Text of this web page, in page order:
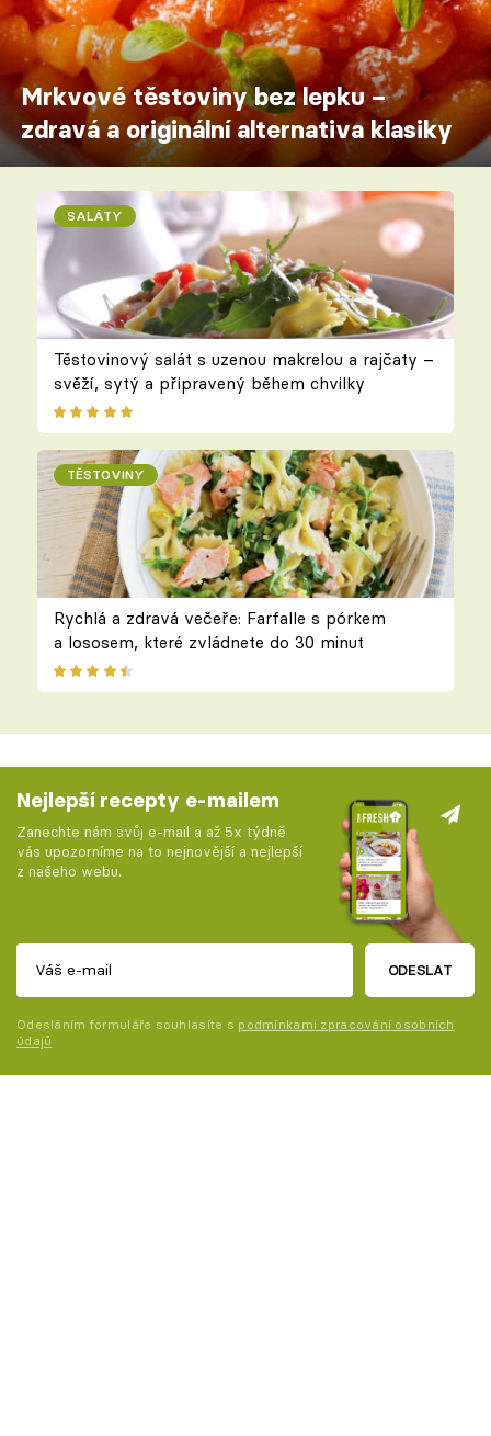
Mrkvové těstoviny bez lepku –
zdravá a originální alternativa klasiky
SALÁTY
Těstovinový salát s uzenou makrelou a rajčaty –
svěží, sytý a připravený během chvilky
TĚSTOVINY
Rychlá a zdravá večeře: Farfalle s pórkem
a lososem, které zvládnete do 30 minut
Nejlepší recepty e-mailem
Zanechte nám svůj e-mail a až 5x týdně
vás upozorníme na to nejnovější a nejlepší
z našeho webu.
ODESLAT
Odesláním formuláře souhlasíte s podmínkami zpracování osobních
údajů